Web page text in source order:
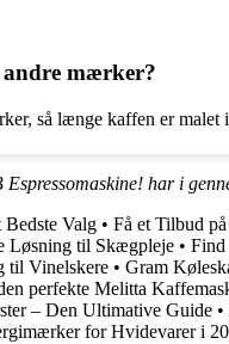
mærker?
så længe kaffen er malet
har i
Valg • Få et Tilbud
Løsning til Skægpleje • Find
til Vinelskere • Gram
perfekte Melitta
– Den Ultimative Guide •
for Hvidevarer i